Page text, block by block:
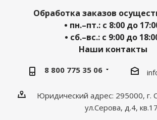
Обработка заказов
• пн.–пт.: с 8:00 до
• сб.–вс.: с 9:00 до
Наши контакты
8 800 775 35 06
Юридический адрес: 295000, г.
ул.Серова, д.4, кв.17